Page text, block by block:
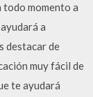
todo momento a
a
destacar de
muy fácil de
te ayudará